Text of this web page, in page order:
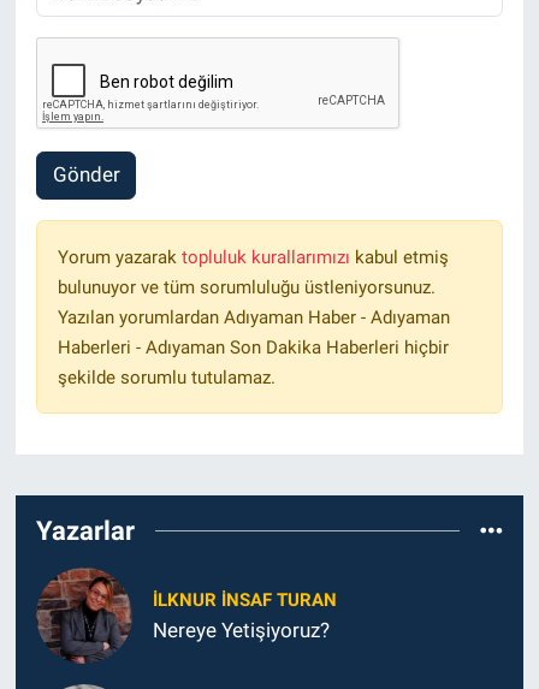
Gönder
Yorum yazarak topluluk kurallarımızı kabul etmiş
bulunuyor ve tüm sorumluluğu üstleniyorsunuz.
Yazılan yorumlardan Adıyaman Haber - Adıyaman
Haberleri - Adıyaman Son Dakika Haberleri hiçbir
şekilde sorumlu tutulamaz.
Yazarlar
İLKNUR İNSAF TURAN
Nereye Yetişiyoruz?